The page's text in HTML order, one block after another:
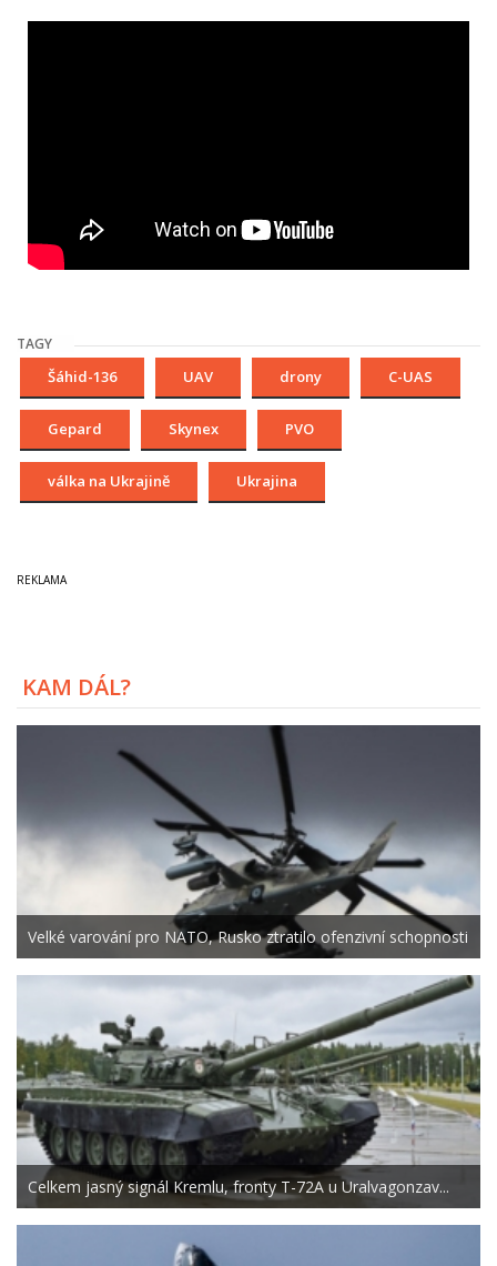
TAGY
Šáhid-136 UAV drony C-UAS
Gepard Skynex PVO
válka na Ukrajině Ukrajina
KAM DÁL?
Velké varování pro NATO, Rusko ztratilo ofenzivní schopnosti
Celkem jasný signál Kremlu, fronty T-72A u Uralvagonzav...